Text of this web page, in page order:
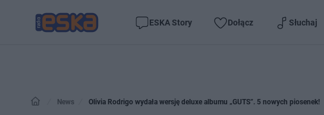
ESKA Story Dołącz Słuchaj
News Olivia Rodrigo wydała wersję deluxe albumu „GUTS”. 5 nowych piosenek!